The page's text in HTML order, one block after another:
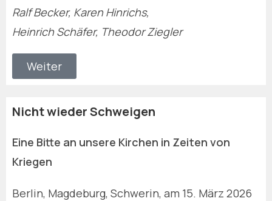
Ralf Becker, Karen Hinrichs,
Heinrich Schäfer, Theodor Ziegler
Weiter
Nicht wieder Schweigen
Eine Bitte an unsere Kirchen in Zeiten von
Kriegen
Berlin, Magdeburg, Schwerin, am 15. März 2026